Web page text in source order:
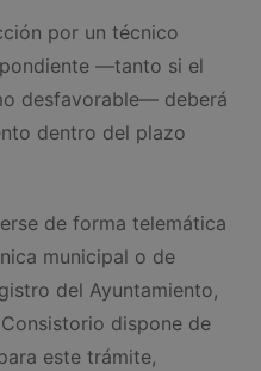
por un técnico
—tanto si el
desfavorable— deberá
dentro del plazo
de forma telemática
municipal o de
del Ayuntamiento,
dispone de
este trámite,